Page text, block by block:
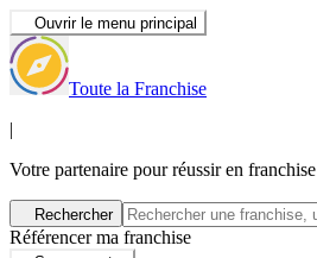
Ouvrir le menu principal
Toute la Franchise
|
Votre partenaire pour réussir en franchise
Rechercher
Référencer ma franchise